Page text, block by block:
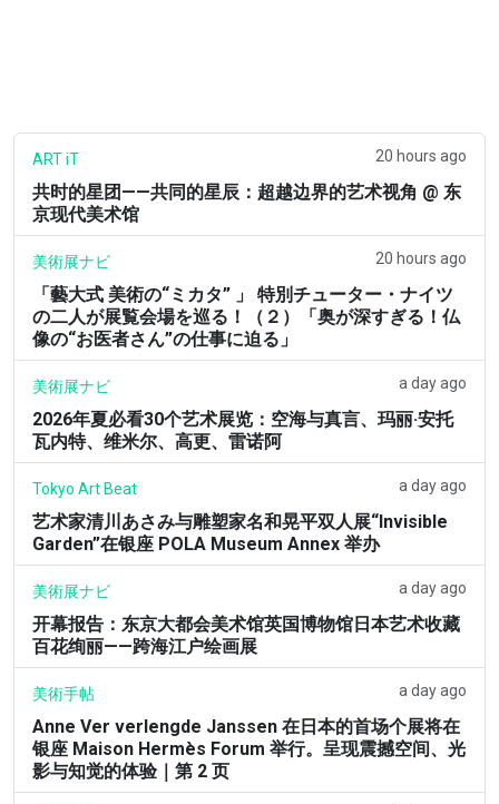
ART iT 20 hours ago
共时的星团——共同的星辰：超越边界的艺术视角 @ 东
京现代美术馆
美術展ナビ 20 hours ago
「藝大式 美術の“ミカタ” 」 特別チューター・ナイツ
の二人が展覧会場を巡る！（２）「奥が深すぎる！仏
像の“お医者さん”の仕事に迫る」
美術展ナビ a day ago
2026年夏必看30个艺术展览：空海与真言、玛丽·安托
瓦内特、维米尔、高更、雷诺阿
Tokyo Art Beat a day ago
艺术家清川あさみ与雕塑家名和晃平双人展“Invisible
Garden”在银座 POLA Museum Annex 举办
美術展ナビ a day ago
开幕报告：东京大都会美术馆英国博物馆日本艺术收藏
百花绚丽——跨海江户绘画展
美術手帖 a day ago
Anne Ver verlengde Janssen 在日本的首场个展将在
银座 Maison Hermès Forum 举行。呈现震撼空间、光
影与知觉的体验｜第 2 页